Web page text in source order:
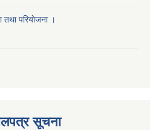
तथा परियाेजना ।
सूचना